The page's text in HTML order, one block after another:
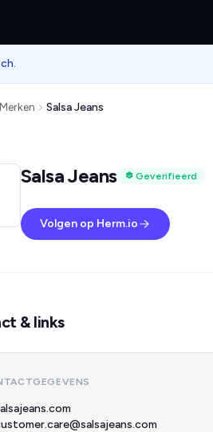
Merken Salsa Jeans
Salsa Jeans Geverifieerd
Volgen op Herm.io
& links